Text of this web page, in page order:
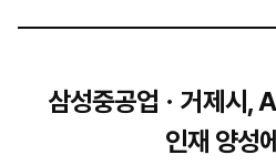
삼성중공업ㆍ거제시,
인재 양성